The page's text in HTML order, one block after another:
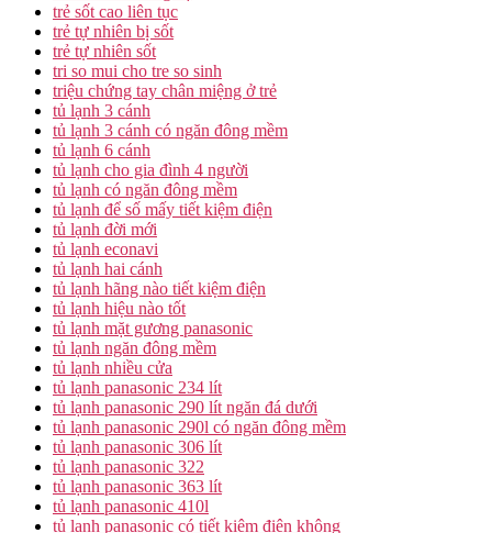
trẻ sốt cao liên tục
trẻ tự nhiên bị sốt
trẻ tự nhiên sốt
tri so mui cho tre so sinh
triệu chứng tay chân miệng ở trẻ
tủ lạnh 3 cánh
tủ lạnh 3 cánh có ngăn đông mềm
tủ lạnh 6 cánh
tủ lạnh cho gia đình 4 người
tủ lạnh có ngăn đông mềm
tủ lạnh để số mấy tiết kiệm điện
tủ lạnh đời mới
tủ lạnh econavi
tủ lạnh hai cánh
tủ lạnh hãng nào tiết kiệm điện
tủ lạnh hiệu nào tốt
tủ lạnh mặt gương panasonic
tủ lạnh ngăn đông mềm
tủ lạnh nhiều cửa
tủ lạnh panasonic 234 lít
tủ lạnh panasonic 290 lít ngăn đá dưới
tủ lạnh panasonic 290l có ngăn đông mềm
tủ lạnh panasonic 306 lít
tủ lạnh panasonic 322
tủ lạnh panasonic 363 lít
tủ lạnh panasonic 410l
tủ lạnh panasonic có tiết kiệm điện không